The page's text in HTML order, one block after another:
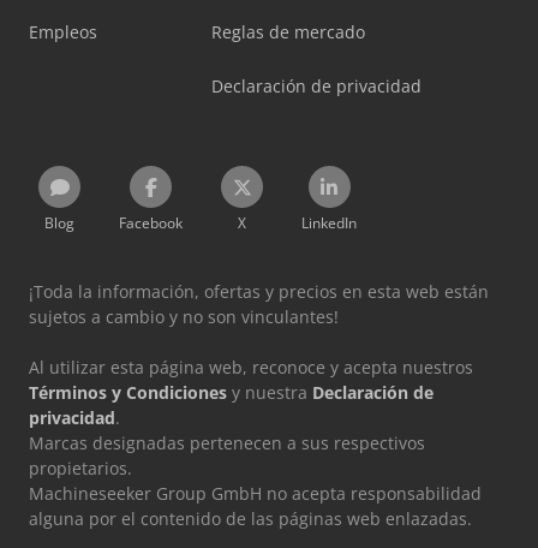
Empleos Reglas de mercado
Declaración de privacidad
Blog Facebook X LinkedIn
¡Toda la información, ofertas y precios en esta web están
sujetos a cambio y no son vinculantes!
Al utilizar esta página web, reconoce y acepta nuestros
Términos y Condiciones y nuestra Declaración de
privacidad.
Marcas designadas pertenecen a sus respectivos
propietarios.
Machineseeker Group GmbH no acepta responsabilidad
alguna por el contenido de las páginas web enlazadas.